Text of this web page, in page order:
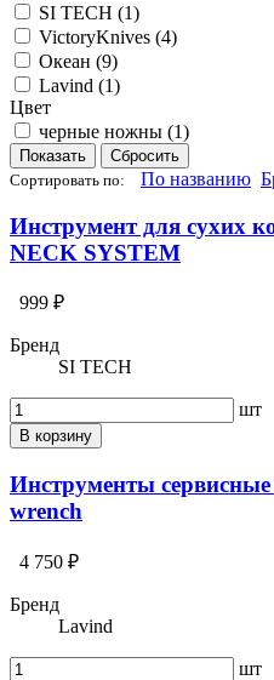
SI TECH (1)
VictoryKnives (4)
Океан (9)
Lavind (1)
Цвет
черные ножны (1)
Сортировать по: По названию
Инструмент для сухих
NECK SYSTEM
999 ₽
Бренд
SI TECH
шт
В корзину
Инструменты
wrench
4 750 ₽
Бренд
Lavind
шт